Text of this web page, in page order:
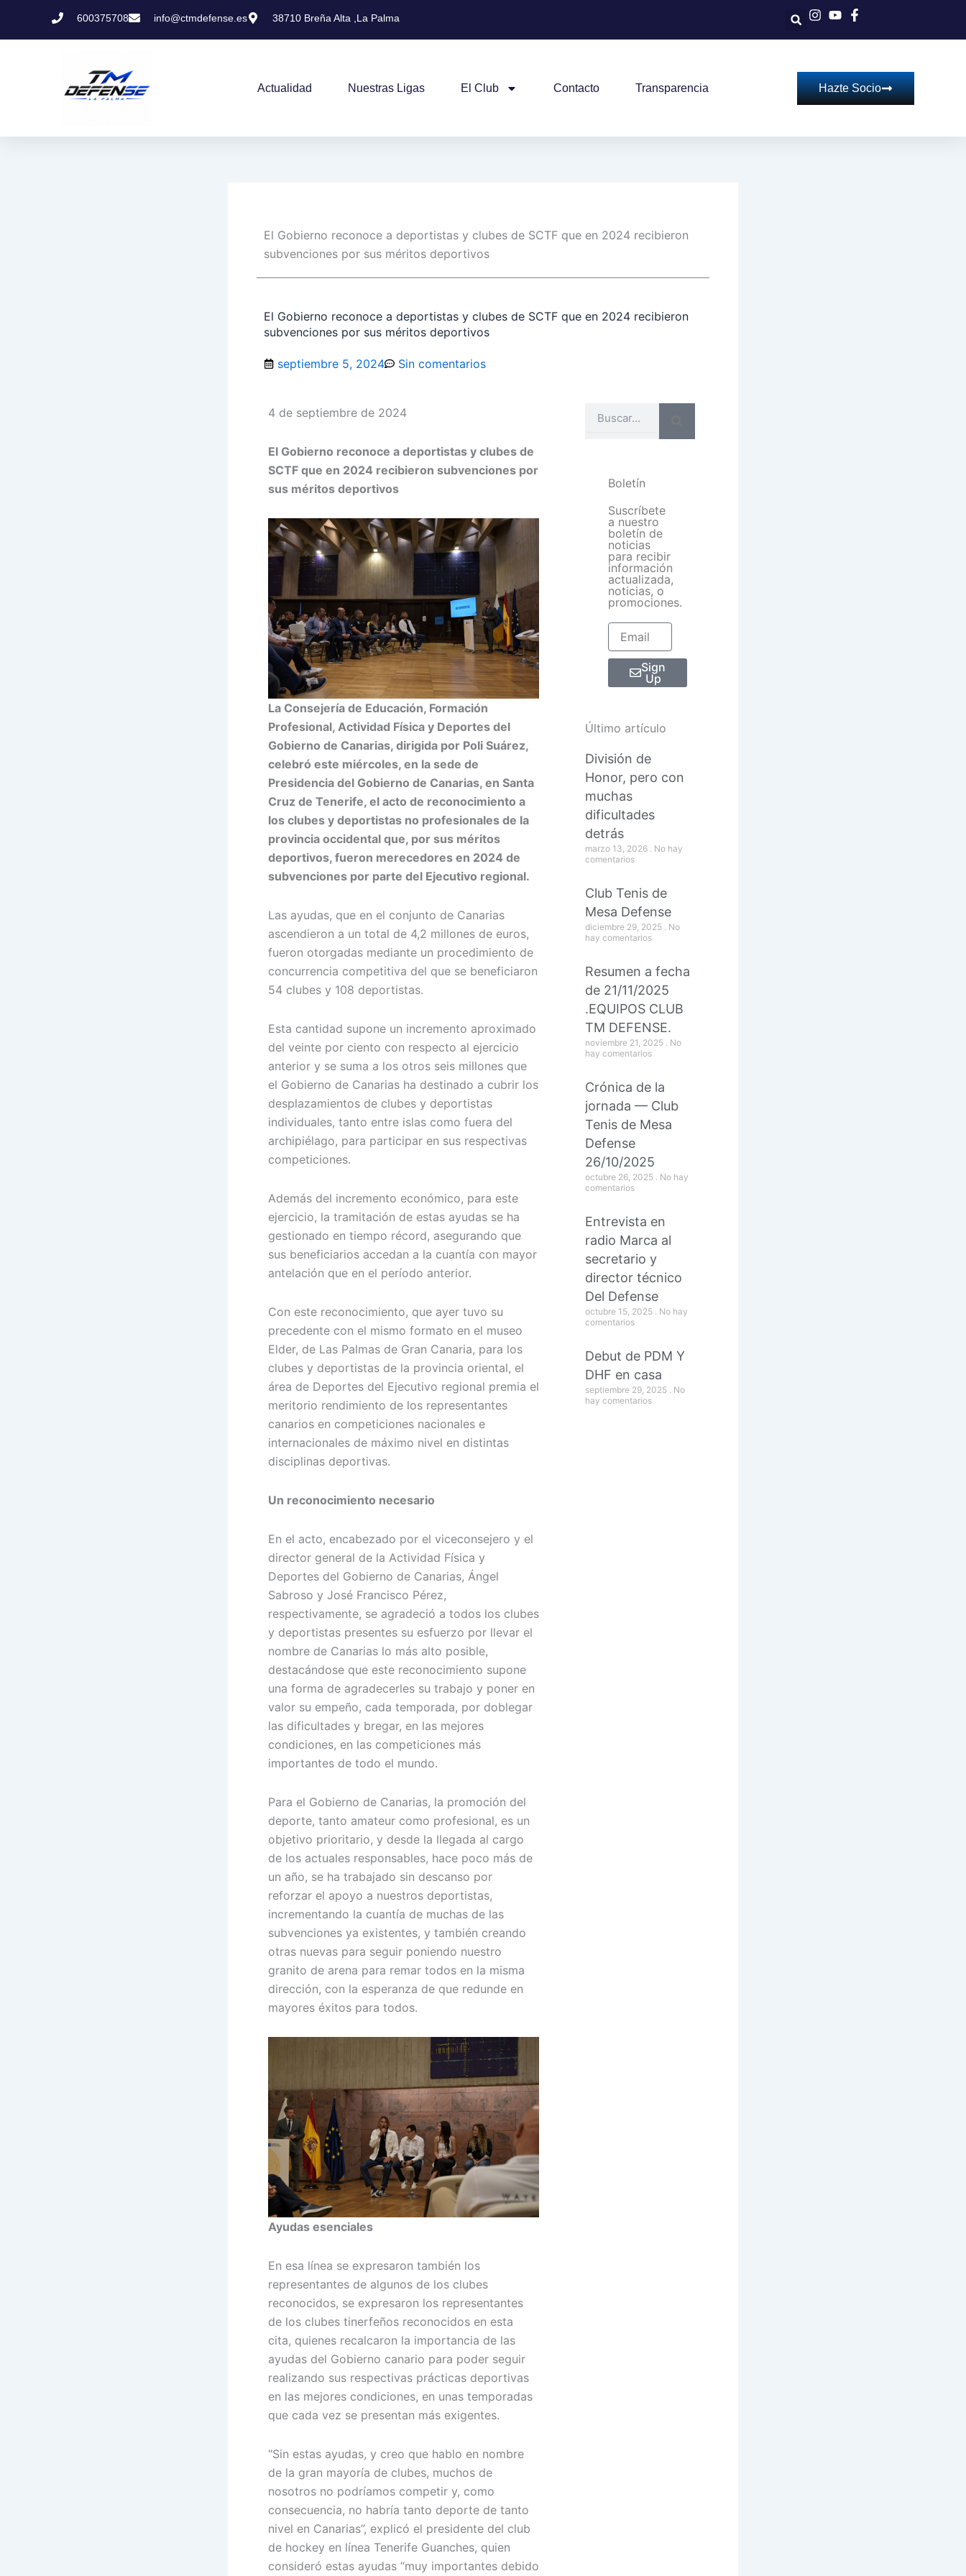
600375708 info@ctmdefense.es 38710 Breña Alta ,La Palma
Actualidad Nuestras Ligas El Club Contacto Transparencia Hazte Socio
El Gobierno reconoce a deportistas y clubes de SCTF que en 2024 recibieron
subvenciones por sus méritos deportivos
El Gobierno reconoce a deportistas y clubes de SCTF que en 2024 recibieron
subvenciones por sus méritos deportivos
septiembre 5, 2024 Sin comentarios
4 de septiembre de 2024
El Gobierno reconoce a deportistas y clubes de
SCTF que en 2024 recibieron subvenciones por
sus méritos deportivos
La Consejería de Educación, Formación
Profesional, Actividad Física y Deportes del
Gobierno de Canarias, dirigida por Poli Suárez,
celebró este miércoles, en la sede de
Presidencia del Gobierno de Canarias, en Santa
Cruz de Tenerife, el acto de reconocimiento a
los clubes y deportistas no profesionales de la
provincia occidental que, por sus méritos
deportivos, fueron merecedores en 2024 de
subvenciones por parte del Ejecutivo regional.
Las ayudas, que en el conjunto de Canarias
ascendieron a un total de 4,2 millones de euros,
fueron otorgadas mediante un procedimiento de
concurrencia competitiva del que se beneficiaron
54 clubes y 108 deportistas.
Esta cantidad supone un incremento aproximado
del veinte por ciento con respecto al ejercicio
anterior y se suma a los otros seis millones que
el Gobierno de Canarias ha destinado a cubrir los
desplazamientos de clubes y deportistas
individuales, tanto entre islas como fuera del
archipiélago, para participar en sus respectivas
competiciones.
Además del incremento económico, para este
ejercicio, la tramitación de estas ayudas se ha
gestionado en tiempo récord, asegurando que
sus beneficiarios accedan a la cuantía con mayor
antelación que en el período anterior.
Con este reconocimiento, que ayer tuvo su
precedente con el mismo formato en el museo
Elder, de Las Palmas de Gran Canaria, para los
clubes y deportistas de la provincia oriental, el
área de Deportes del Ejecutivo regional premia el
meritorio rendimiento de los representantes
canarios en competiciones nacionales e
internacionales de máximo nivel en distintas
disciplinas deportivas.
Un reconocimiento necesario
En el acto, encabezado por el viceconsejero y el
director general de la Actividad Física y
Deportes del Gobierno de Canarias, Ángel
Sabroso y José Francisco Pérez,
respectivamente, se agradeció a todos los clubes
y deportistas presentes su esfuerzo por llevar el
nombre de Canarias lo más alto posible,
destacándose que este reconocimiento supone
una forma de agradecerles su trabajo y poner en
valor su empeño, cada temporada, por doblegar
las dificultades y bregar, en las mejores
condiciones, en las competiciones más
importantes de todo el mundo.
Para el Gobierno de Canarias, la promoción del
deporte, tanto amateur como profesional, es un
objetivo prioritario, y desde la llegada al cargo
de los actuales responsables, hace poco más de
un año, se ha trabajado sin descanso por
reforzar el apoyo a nuestros deportistas,
incrementando la cuantía de muchas de las
subvenciones ya existentes, y también creando
otras nuevas para seguir poniendo nuestro
granito de arena para remar todos en la misma
dirección, con la esperanza de que redunde en
mayores éxitos para todos.
Ayudas esenciales
En esa línea se expresaron también los
representantes de algunos de los clubes
reconocidos, se expresaron los representantes
de los clubes tinerfeños reconocidos en esta
cita, quienes recalcaron la importancia de las
ayudas del Gobierno canario para poder seguir
realizando sus respectivas prácticas deportivas
en las mejores condiciones, en unas temporadas
que cada vez se presentan más exigentes.
“Sin estas ayudas, y creo que hablo en nombre
de la gran mayoría de clubes, muchos de
nosotros no podríamos competir y, como
consecuencia, no habría tanto deporte de tanto
nivel en Canarias”, explicó el presidente del club
de hockey en línea Tenerife Guanches, quien
consideró estas ayudas “muy importantes debido
Boletín
Suscríbete
a nuestro
boletín de
noticias
para recibir
información
actualizada,
noticias, o
promociones.
Email
Sign
Up
Último artículo
División de
Honor, pero con
muchas
dificultades
detrás
marzo 13, 2026
No hay
comentarios
Club Tenis de
Mesa Defense
diciembre 29, 2025
No
hay comentarios
Resumen a fecha
de 21/11/2025
.EQUIPOS CLUB
TM DEFENSE.
noviembre 21, 2025
No
hay comentarios
Crónica de la
jornada — Club
Tenis de Mesa
Defense
26/10/2025
octubre 26, 2025
No hay
comentarios
Entrevista en
radio Marca al
secretario y
director técnico
Del Defense
octubre 15, 2025
No hay
comentarios
Debut de PDM Y
DHF en casa
septiembre 29, 2025
No
hay comentarios